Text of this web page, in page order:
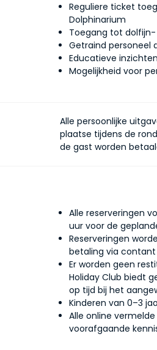
Reguliere ticket
Dolphinarium
Toegang tot
Getraind personeel
Educatieve
Mogelijkheid voor
Alle persoonlijke
plaatse tijdens de
de gast worden
Alle reserveringen
uur voor de
Reserveringen
betaling via
Er worden geen
Holiday Club biedt
op tijd bij het
Kinderen van 0–3
Alle online
voorafgaande